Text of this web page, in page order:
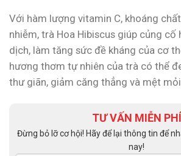
Với hàm lượng vitamin C, khoáng
nhiễm, trà Hoa Hibiscus giúp củng cố
dịch, làm tăng sức đề kháng của cơ
hương thơm tự nhiên của trà có thể
thư giãn, giảm căng thẳng và mệt mỏi.
TƯ VẤN MIỄN PHÍ
Đừng bỏ lỡ cơ hội! Hãy để lại thông tin để
nay!